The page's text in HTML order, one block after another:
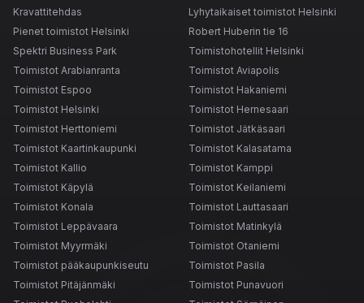
Kravattitehdas
Lyhytaikaiset toimistot Helsinki
Pienet toimistot Helsinki
Robert Huberin tie 16
Spektri Business Park
Toimistohotellit Helsinki
Toimistot Arabianranta
Toimistot Aviapolis
Toimistot Espoo
Toimistot Hakaniemi
Toimistot Helsinki
Toimistot Hernesaari
Toimistot Herttoniemi
Toimistot Jätkäsaari
Toimistot Kaartinkaupunki
Toimistot Kalasatama
Toimistot Kallio
Toimistot Kamppi
Toimistot Käpylä
Toimistot Keilaniemi
Toimistot Konala
Toimistot Lauttasaari
Toimistot Leppävaara
Toimistot Matinkylä
Toimistot Myyrmäki
Toimistot Otaniemi
Toimistot pääkaupunkiseutu
Toimistot Pasila
Toimistot Pitäjänmäki
Toimistot Punavuori